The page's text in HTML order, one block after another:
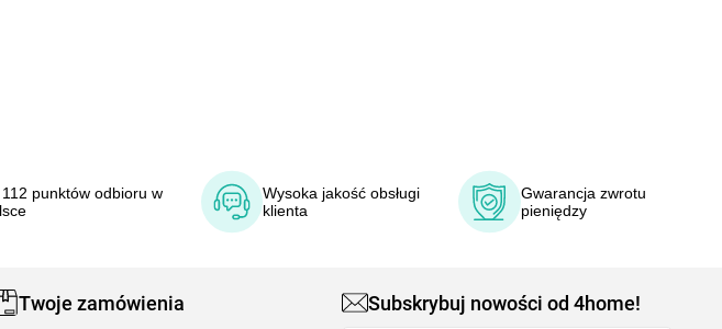
punktów odbioru w
Wysoka jakość obsługi
klienta
Gwarancja zwrotu
pieniędzy
Twoje zamówienia Subskrybuj nowości od 4home!